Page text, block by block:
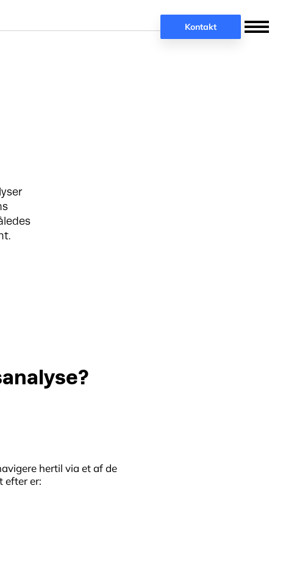
Kontakt
hertil via et af de
efter er: